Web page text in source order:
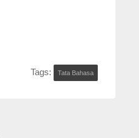
Tags: Tata Bahasa